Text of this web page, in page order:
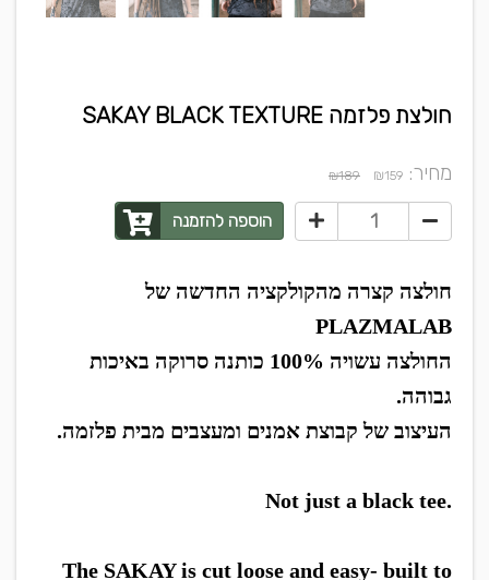
חולצת פלזמה SAKAY BLACK TEXTURE
מחיר: ₪159
₪189
הוספה להזמנה
חולצה קצרה מהקולקציה החדשה של
PLAZMALAB
החולצה עשויה 100% כותנה סרוקה באיכות
גבוהה.
העיצוב של קבוצת אמנים ומעצבים מבית פלזמה.
Not just a black tee.
The SAKAY is cut loose and easy- built to